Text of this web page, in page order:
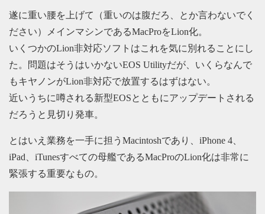
遂に重い腰を上げて（重いのは腹だろ、とか言わないでく
ださい）メインマシンであるMacProをLion化。
いくつかのLion非対応ソフトはこれを気に別れることにし
た。問題はそうはいかないEOS Utilityだが、いくらなんで
もキヤノンがLion非対応で放置するはずはない。
近いうちに噂される新型EOSとともにアップデートされる
だろうと見切り発車。
とはいえ業務を一手に担うMacintoshであり、iPhone 4、
iPad、iTunesすべての母艦であるMacProのLion化は非常に
緊張する重要なもの。